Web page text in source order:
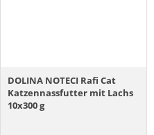
DOLINA NOTECI Rafi Cat
Katzennassfutter mit Lachs
10x300 g